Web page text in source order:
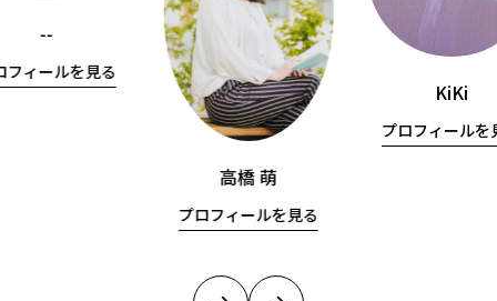
--
フィールを見る
高橋 萌
プロフィールを見る
KiKi
プロフィールを